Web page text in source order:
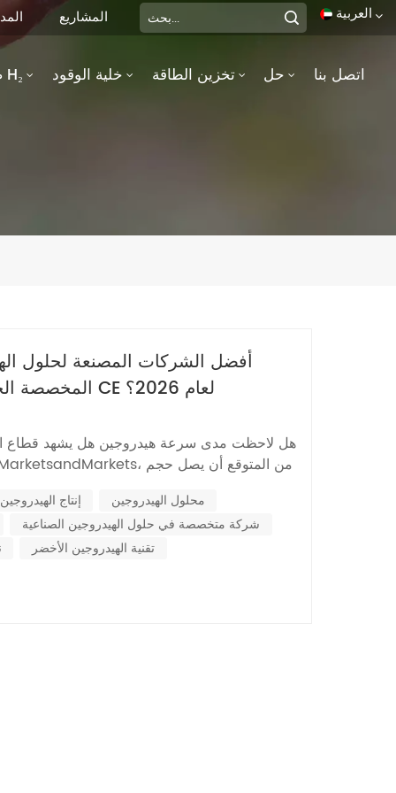
العربية
한국의
المشاريع
صحة H₂ خلية الوقود تخزين الطاقة حل اتصل بنا
أفضل الشركات المصنعة لحلول
المخصصة الحاصلة على شهادة CE لعام 2026؟
هل لاحظت مدى سرعة هيدروجين هل يشهد قطاع
وهو رقم ضخم للغاية! ويؤكد العاملون في
الحاجة المُلحة إلى حلول مبتكرة لمواكبة هذا التط...
إنتاج الهيدروجين
محلول الهيدروجين
شركة متخصصة في حلول الهيدروجين الصناعية
تقنية الهيدروجين الأخضر